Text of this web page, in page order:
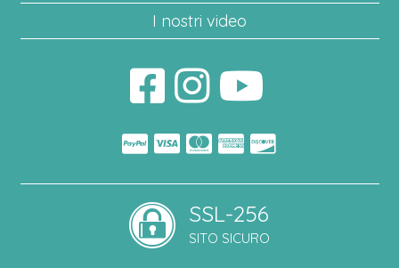
I nostri video
SSL-256
SITO SICURO